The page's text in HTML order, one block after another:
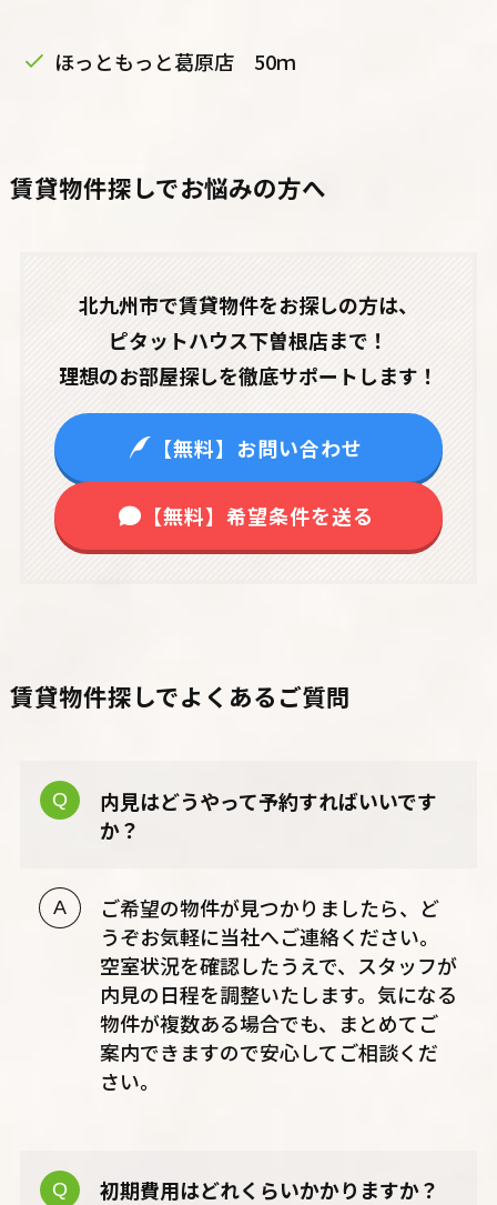
ほっともっと葛原店 50ｍ
賃貸物件探しでお悩みの方へ
北九州市で賃貸物件をお探しの方は、
ピタットハウス下曽根店まで！
理想のお部屋探しを徹底サポートします！
【無料】お問い合わせ
【無料】希望条件を送る
賃貸物件探しでよくあるご質問
内見はどうやって予約すればいいです
か？
ご希望の物件が見つかりましたら、ど
うぞお気軽に当社へご連絡ください。
空室状況を確認したうえで、スタッフが
内見の日程を調整いたします。気になる
物件が複数ある場合でも、まとめてご
案内できますので安心してご相談くだ
さい。
初期費用はどれくらいかかりますか？